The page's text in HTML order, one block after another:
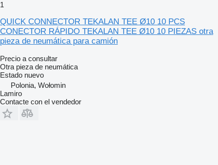
1
QUICK CONNECTOR TEKALAN TEE Ø10 10 PCS
CONECTOR RÁPIDO TEKALAN TEE Ø10 10 PIEZAS otra
pieza de neumática para camión
Precio a consultar
Otra pieza de neumática
Estado nuevo
Polonia, Wołomin
Lamiro
Contacte con el vendedor